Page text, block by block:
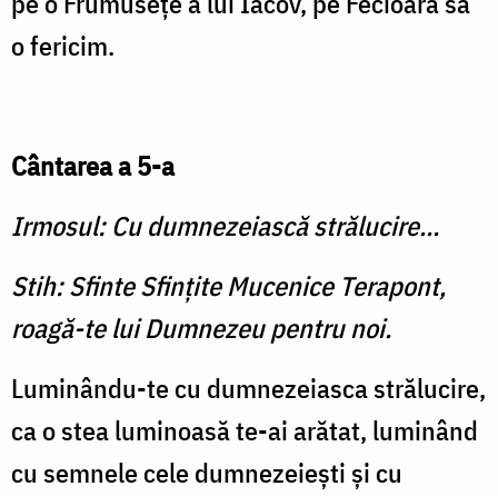
o fericim.
Cântarea a 5-a
Irmosul: Cu dumnezeiască strălucire...
Stih: Sfinte Sfinţite Mucenice Terapont,
roagă-te lui Dumnezeu pentru noi.
Luminându-te cu dumnezeiasca strălucire,
ca o stea luminoasă te-ai arătat, luminând
cu semnele cele dumnezeieşti şi cu